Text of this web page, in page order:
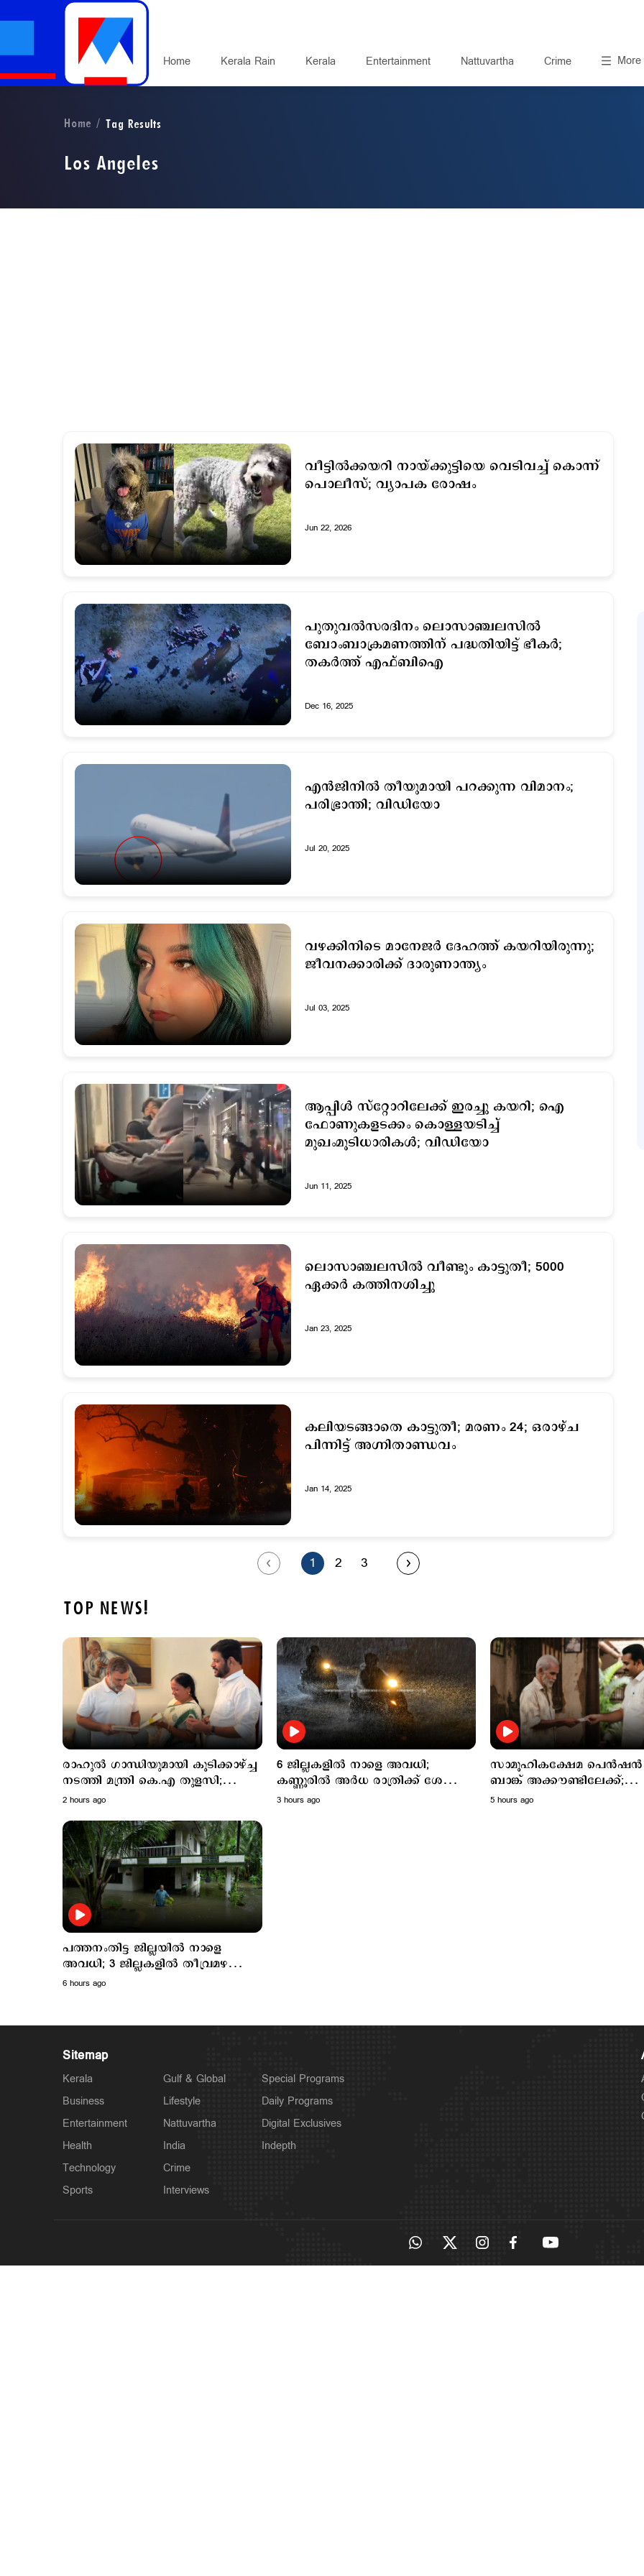
Home Kerala Rain Kerala Entertainment Nattuvartha Crime More
Home Tag Results
Los Angeles
വീട്ടില്‍ക്കയറി നായ്ക്കുട്ടിയെ വെടിവച്ച് കൊന്ന്
പൊലീസ്; വ്യാപക രോഷം
Jun 22, 2026
പുതുവല്‍സരദിനം ലൊസാഞ്ചലസില്‍
ബോംബാക്രമണത്തിന് പദ്ധതിയിട്ട് ഭീകര്‍;
തകര്‍ത്ത് എഫ്ബിഐ
Dec 16, 2025
എന്‍ജിനില്‍ തീയുമായി പറക്കുന്ന വിമാനം;
പരിഭ്രാന്തി; വിഡിയോ
Jul 20, 2025
വഴക്കിനിടെ മാനേജര്‍ ദേഹത്ത് കയറിയിരുന്നു;
ജീവനക്കാരിക്ക് ദാരുണാന്ത്യം
Jul 03, 2025
ആപ്പിള്‍ സ്റ്റോറിലേക്ക് ഇരച്ചു കയറി; ഐ
ഫോണുകളടക്കം കൊള്ളയടിച്ച്
മുഖംമൂടിധാരികള്‍; വിഡിയോ
Jun 11, 2025
ലൊസാഞ്ചലസില്‍ വീണ്ടും കാട്ടുതീ; 5000
ഏക്കര്‍ കത്തിനശിച്ചു
Jan 23, 2025
കലിയടങ്ങാതെ കാട്ടുതീ; മരണം 24; ഒരാഴ്ച
പിന്നിട്ട് അഗ്നിതാണ്ഡവം
Jan 14, 2025
1 2 3
TOP NEWS!
രാഹുൽ ഗാന്ധിയുമായി കൂടിക്കാഴ്ച്ച
നടത്തി മന്ത്രി കെ.എ തുളസി;
ഓണക്കോടിയും സമ്മാനിച്ചു..
2 hours ago
6 ജില്ലകളിൽ നാളെ അവധി;
കണ്ണൂരിൽ അര്‍ധ രാത്രിക്ക് ശേഷം
ശക്തമായ മഴയ്ക്ക് സാധ്യത
3 hours ago
സാമൂഹികക്ഷേമ പെൻഷൻ
ബാങ്ക് അക്കൗണ്ടിലേക്ക്;
സഹകരണ ബാങ്കുകളെ
5 hours ago
പത്തനംതിട്ട ജില്ലയില്‍ നാളെ
അവധി; 3 ജില്ലകളില്‍ തീവ്രമഴ
മുന്നറിയിപ്പ്
6 hours ago
Sitemap
Kerala
Business
Entertainment
Health
Technology
Sports
Gulf & Global
Lifestyle
Nattuvartha
India
Crime
Interviews
Special Programs
Daily Programs
Digital Exclusives
Indepth